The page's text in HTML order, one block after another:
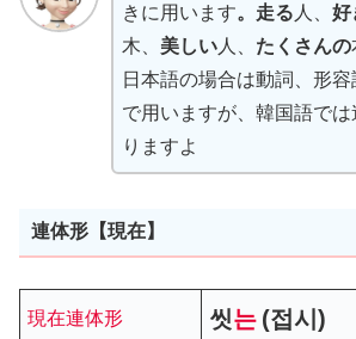
きに用います。走る 人、 好
木、 美しい人、 たくさんの
日本語の場合は動詞、形
で用いますが、韓国語で
りますよ
連体形【現在】
現在連体形
씻는 (접시)